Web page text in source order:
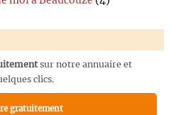
sur notre annuaire et
clics.
gratuitement